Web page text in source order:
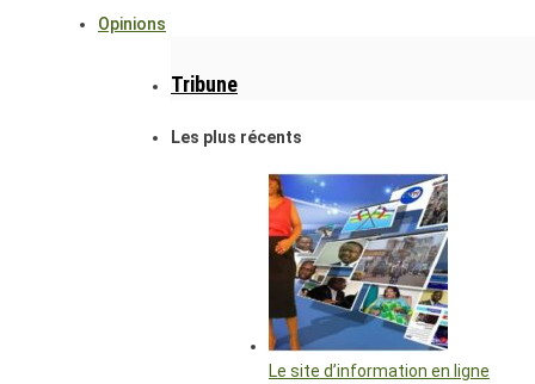
Opinions
Tribune
Les plus récents
Le site d’information en ligne